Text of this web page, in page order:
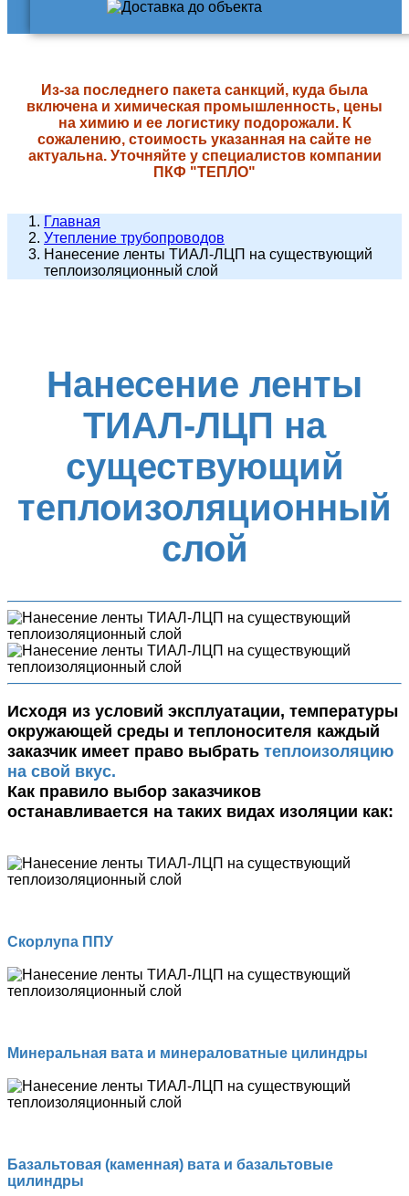
Из-за последнего пакета санкций, куда была
включена и химическая промышленность, цены
на химию и ее логистику подорожали. К
сожалению, стоимость указанная на сайте не
актуальна. Уточняйте у специалистов компании
ПКФ "ТЕПЛО"
Главная
Утепление трубопроводов
Нанесение ленты ТИАЛ-ЛЦП на существующий
теплоизоляционный слой
Нанесение ленты
ТИАЛ-ЛЦП на
существующий
теплоизоляционный
слой
Исходя из условий эксплуатации, температуры
окружающей среды и теплоносителя каждый
заказчик имеет право выбрать теплоизоляцию
на свой вкус.
Как правило выбор заказчиков
останавливается на таких видах изоляции как:
Скорлупа ППУ
Минеральная вата и минераловатные цилиндры
Базальтовая (каменная) вата и базальтовые
цилиндры